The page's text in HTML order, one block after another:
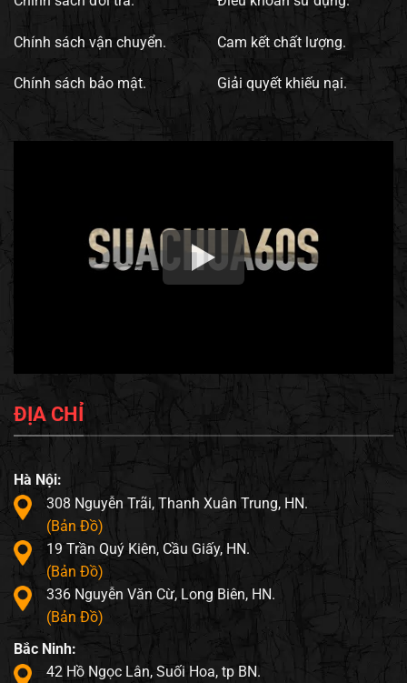
Chính sách vận chuyển.
Chính sách bảo mật.
Cam kết chất lượng.
Giải quyết khiếu nại.
ĐỊA CHỈ
Hà Nội:
308 Nguyễn Trãi, Thanh Xuân Trung, HN.
(Bản Đồ)
19 Trần Quý Kiên, Cầu Giấy, HN.
(Bản Đồ)
336 Nguyễn Văn Cừ, Long Biên, HN.
(Bản Đồ)
Bắc Ninh:
42 Hồ Ngọc Lân, Suối Hoa, tp BN.